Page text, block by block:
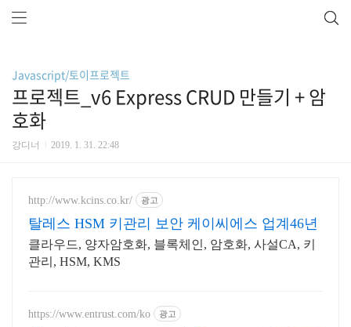
Javascript/토이프로젝트
프로젝트_v6 Express CRUD 만들기 + 암
호화
강디너 2019. 1. 31. 22:48
http://www.kcins.co.kr/ 광고
탈레스 HSM 키관리 보안 케이씨에스 업계46년
클라우드, 양자암호화, 블록체인, 암호화, 사설CA, 키
관리, HSM, KMS
https://www.entrust.com/ko 광고